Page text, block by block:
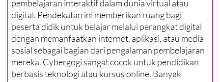
pembelajaran interaktif dalam dunia virtual atau
digital. Pendekatan ini memberikan ruang bagi
peserta didik untuk belajar melalui perangkat digital
dengan memanfaatkan internet, aplikasi, atau media
sosial sebagai bagian dari pengalaman pembelajaran
mereka. Cybergogi sangat cocok untuk pendidikan
berbasis teknologi atau kursus online. Banyak